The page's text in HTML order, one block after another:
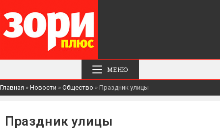
МЕНЮ
Главная » Новости » Общество » Праздник улицы
Праздник улицы